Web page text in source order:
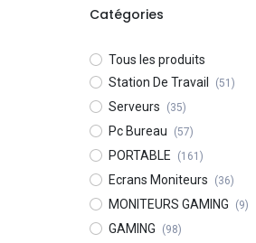
Catégories
Tous les produits
Station De Travail
(51)
Serveurs (35)
Pc Bureau (57)
PORTABLE (161)
Ecrans Moniteurs (36)
MONITEURS GAMING (9)
GAMING (98)